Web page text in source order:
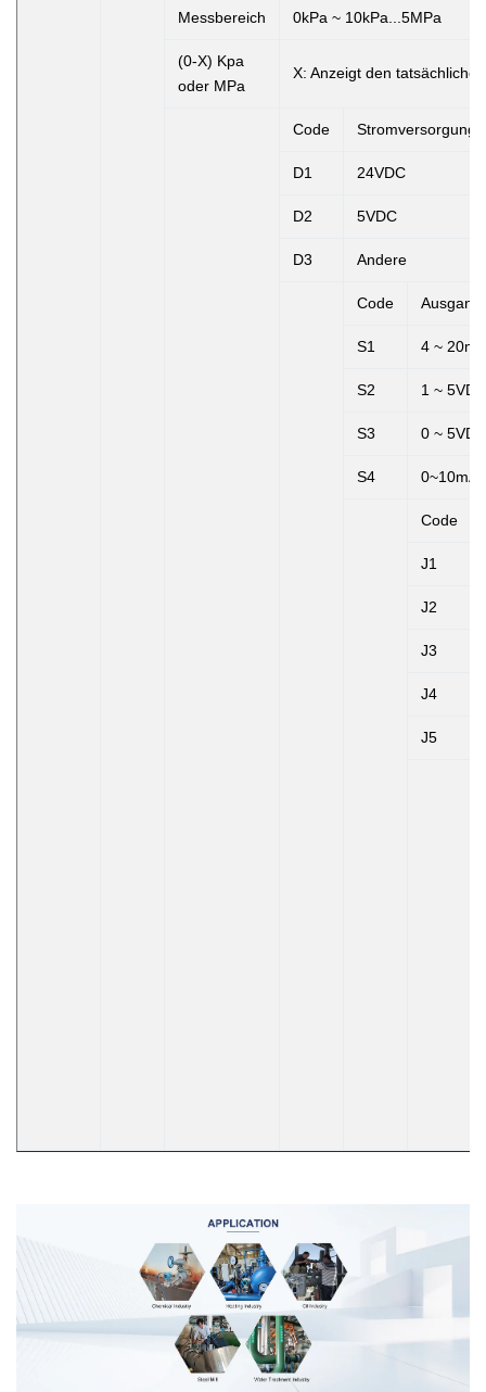
Messbereich 0kPa ~ 10kPa...5MPa
(0-X) Kpa
oder MPa
X: Anzeigt den
Code Stromversorgung
D1 24VDC
D2 5VDC
D3 Andere
Code
S1 4 ~
S2 1 ~ 5VDC
S3 0 ~ 5VDC
S4
Code
J1
J2
J3
J4
J5